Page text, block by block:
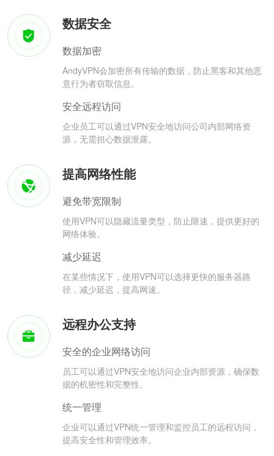
数据安全
数据加密
AndyVPN会加密所有传输的数据，防止黑客和其他恶
意行为者窃取信息。
安全远程访问
企业员工可以通过VPN安全地访问公司内部网络资
源，无需担心数据泄露。
提高网络性能
避免带宽限制
使用VPN可以隐藏流量类型，防止限速，提供更好的
网络体验。
减少延迟
在某些情况下，使用VPN可以选择更快的服务器路
径，减少延迟，提高网速。
远程办公支持
安全的企业网络访问
员工可以通过VPN安全地访问企业内部资源，确保数
据的机密性和完整性。
统一管理
企业可以通过VPN统一管理和监控员工的远程访问，
提高安全性和管理效率。